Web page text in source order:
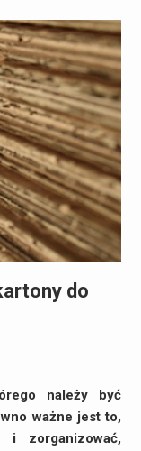
do
należy być
ważne jest to,
i zorganizować,